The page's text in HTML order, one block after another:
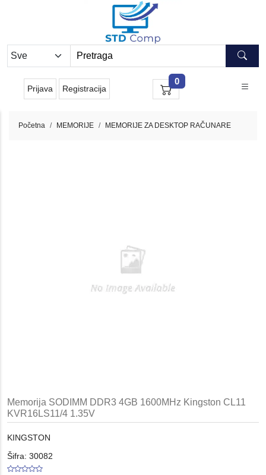
Prijava Registracija
0
Početna MEMORIJE MEMORIJE ZA DESKTOP RAČUNARE
Memorija SODIMM DDR3 4GB 1600MHz Kingston CL11
KVR16LS11/4 1.35V
KINGSTON
Šifra: 30082